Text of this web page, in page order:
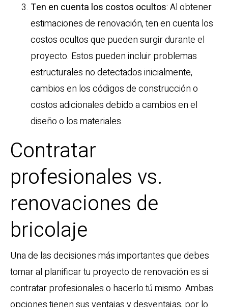
Ten en cuenta los costos ocultos: Al obtener
estimaciones de renovación, ten en cuenta los
costos ocultos que pueden surgir durante el
proyecto. Estos pueden incluir problemas
estructurales no detectados inicialmente,
cambios en los códigos de construcción o
costos adicionales debido a cambios en el
diseño o los materiales.
Contratar
profesionales vs.
renovaciones de
bricolaje
Una de las decisiones más importantes que debes
tomar al planificar tu proyecto de renovación es si
contratar profesionales o hacerlo tú mismo. Ambas